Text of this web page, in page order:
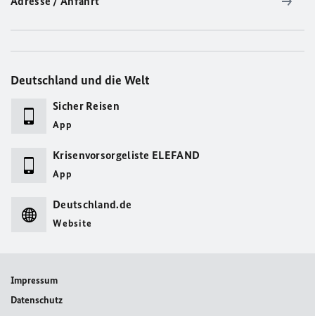
Deutschland und die Welt
Sicher Reisen
App
Krisenvorsorgeliste ELEFAND
App
Deutschland.de
Website
Impressum
Datenschutz